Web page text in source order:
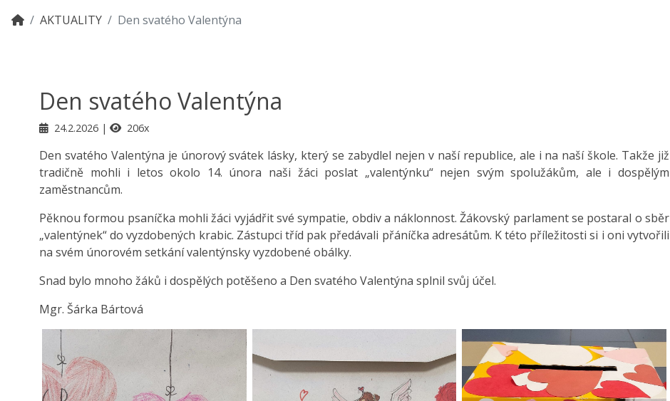
AKTUALITY Den svatého Valentýna
Den svatého Valentýna
24.2.2026 206x
Den svatého Valentýna je únorový svátek lásky, který se zabydlel nejen v naší republice, ale i na naší škole. Takže již
tradičně mohli i letos okolo 14. února naši žáci poslat „valentýnku“ nejen svým spolužákům, ale i dospělým
zaměstnancům.
Pěknou formou psaníčka mohli žáci vyjádřit své sympatie, obdiv a náklonnost. Žákovský parlament se postaral o sběr
„valentýnek“ do vyzdobených krabic. Zástupci tříd pak předávali přáníčka adresátům. K této příležitosti si i oni vytvořili
na svém únorovém setkání valentýnsky vyzdobené obálky.
Snad bylo mnoho žáků i dospělých potěšeno a Den svatého Valentýna splnil svůj účel.
Mgr. Šárka Bártová